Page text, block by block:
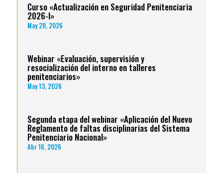
Curso «Actualización en Seguridad Penitenciaria
2026-I»
May 28, 2026
Webinar «Evaluación, supervisión y
resocialización del interno en talleres
penitenciarios»
May 13, 2026
Segunda etapa del webinar «Aplicación del Nuevo
Reglamento de faltas disciplinarias del Sistema
Penitenciario Nacional»
Abr 16, 2026